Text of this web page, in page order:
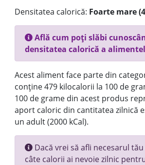
Densitatea calorică: Foarte mare
Află cum poți slăbi
densitatea calorică a
Acest aliment face parte din
conține 479 kilocalorii la 100 de
100 de grame din acest produs
aport caloric din cantitatea zilnică
un adult (2000 kCal).
Dacă vrei să afli necesarul
câte calorii ai nevoie zilnic